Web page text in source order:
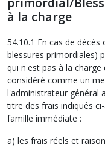
à la charge
54.10.1 En cas de
blessures primordiales)
qui n'est pas à la
considéré comme un
l'administrateur général
titre des frais indiqués
famille immédiate :
a) les frais réels et